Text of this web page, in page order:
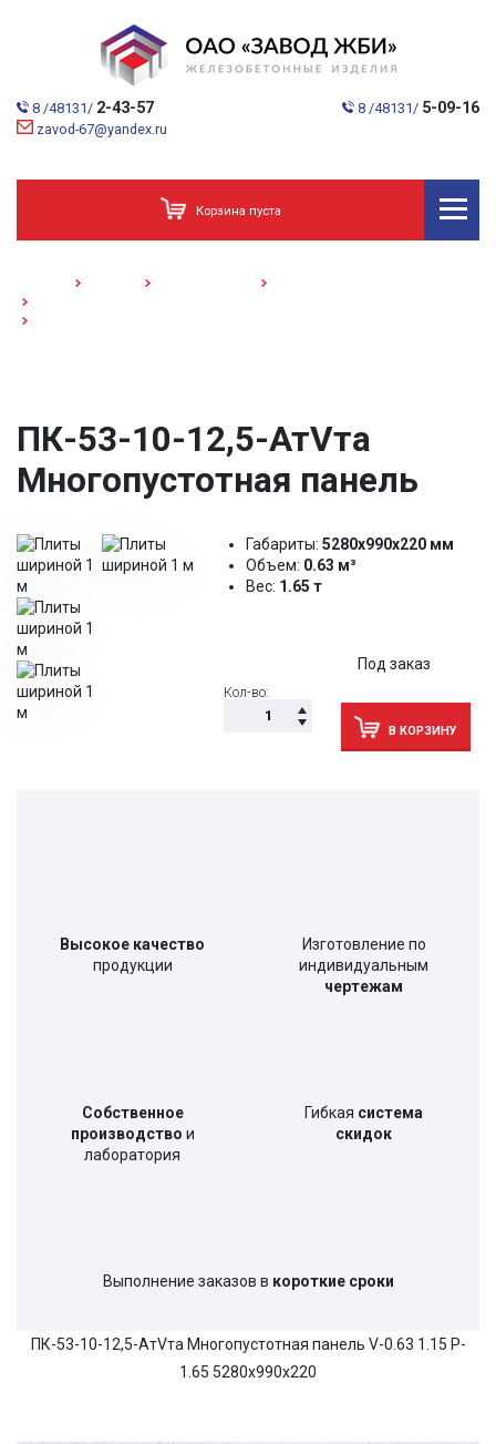
8 /48131/ 2-43-57 8 /48131/ 5-09-16
zavod-67@yandex.ru
Корзина пуста
ПК-53-10-12,5-АтVта
Многопустотная панель
Габариты: 5280х990х220 мм
Объем: 0.63 м³
Вес: 1.65 т
Под заказ
Кол-во:
В КОРЗИНУ
Высокое качество
продукции
Изготовление по
индивидуальным
чертежам
Собственное
производство и
лаборатория
Гибкая система
скидок
Выполнение заказов в короткие сроки
ПК-53-10-12,5-АтVта Многопустотная панель V-0.63 1.15 P-
1.65 5280х990х220